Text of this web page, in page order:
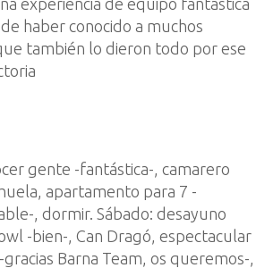
haber conocido a muchos
también lo dieron todo por ese
gente -fantástica-, camarero
apartamento para 7 -
, dormir. Sábado: desayuno
-bien-, Can Dragó, espectacular
Barna Team, os queremos-,